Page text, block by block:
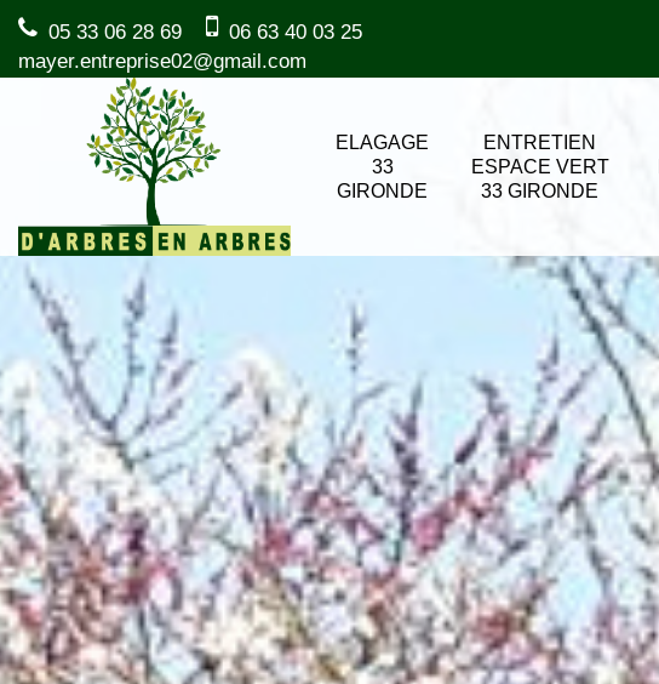
05 33 06 28 69
06 63 40 03 25
mayer.entreprise02@gmail.com
ELAGAGE
33
GIRONDE
ENTRETIEN
ESPACE VERT
33 GIRONDE